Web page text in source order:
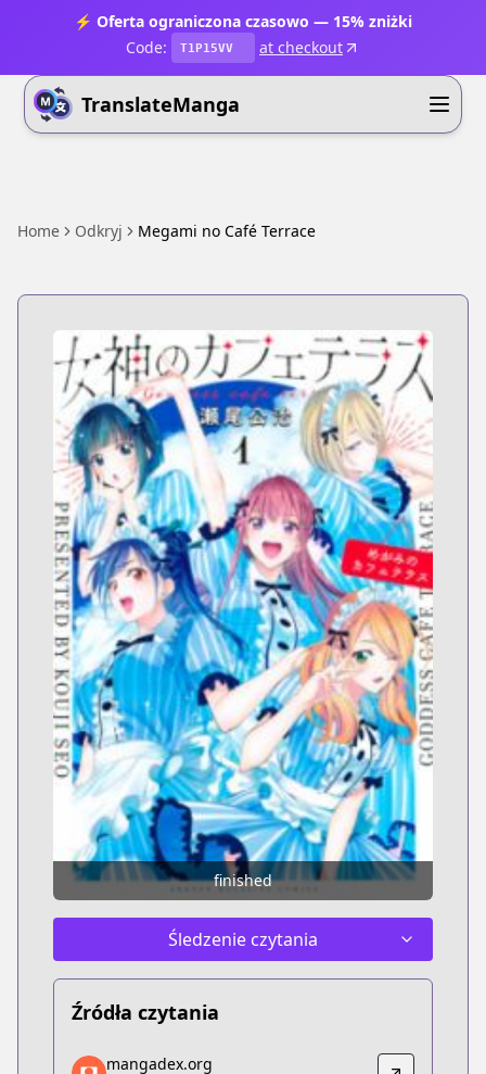
⚡ Oferta ograniczona czasowo — 15% zniżki
Code:
T1P15VV at checkout
TranslateManga
Home Odkryj Megami no Café Terrace
finished
Śledzenie czytania
Źródła czytania
mangadex.org
mangadex.org